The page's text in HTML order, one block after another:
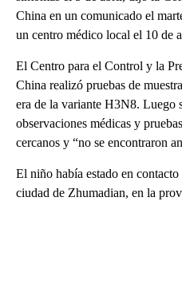
China en un comunicado el
un centro médico local el 10 de
El Centro para el Control y la
China realizó pruebas de
era de la variante H3N8. Luego
observaciones médicas y
cercanos y “no se encontraron
El niño había estado en
ciudad de Zhumadian, en la